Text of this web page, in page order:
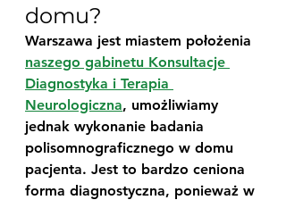
domu?
Warszawa jest miastem położenia
naszego gabinetu Konsultacje
Diagnostyka i Terapia
Neurologiczna, umożliwiamy
jednak wykonanie badania
polisomnograficznego w domu
pacjenta. Jest to bardzo ceniona
forma diagnostyczna, ponieważ w